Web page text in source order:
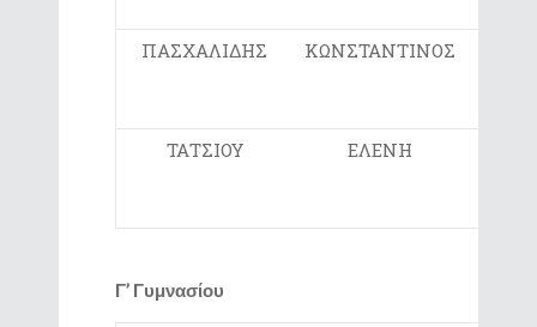
ΠΑΣΧΑΛΙΔΗΣ
ΚΩΝΣΤΑΝΤΙΝΟΣ
ΤΑΤΣΙΟΥ
ΕΛΕΝΗ
Γ’ Γυμνασίου